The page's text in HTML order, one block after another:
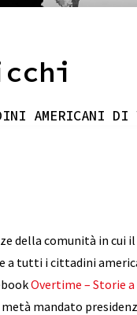
AMERICANI DI
della comunità in cui
a tutti i cittadini
Overtime – Storie
mandato